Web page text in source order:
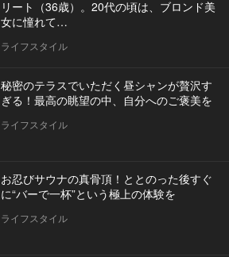
リート（36歳）。20代の頃は、ブロンド美
女に憧れて…
ライフスタイル
秘密のテラスでいただく昼シャンが贅沢す
ぎる！最高の眺望の中、自分へのご褒美を
ライフスタイル
お忍びサウナの真骨頂！ととのった後すぐ
に“バーで一杯”という極上の体験を
ライフスタイル